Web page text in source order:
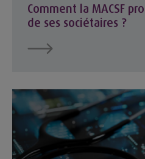
Comment la MACSF
de ses sociétaires ?
Comment l’intelligence